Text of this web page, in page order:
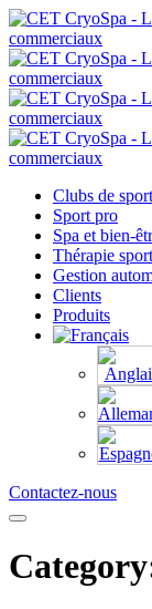
Clubs de
Sport pro
Spa et bien-
Thérapie
Gestion
Clients
Produits
Contactez-nous